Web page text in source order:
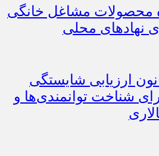
محصولات مشاغل خانگی
نهادهای محلی
ارزیابی شایستگی
شناخت توانمندی‌ها و